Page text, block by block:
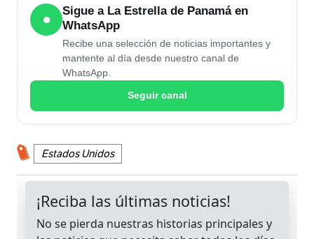
●
Sigue a La Estrella de Panamá en
WhatsApp
Recibe una selección de noticias importantes y
mantente al día desde nuestro canal de
WhatsApp.
Seguir canal
Estados Unidos